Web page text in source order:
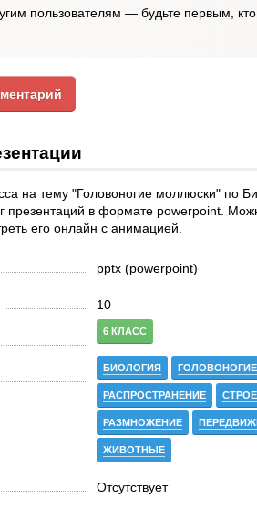
пользователям — будьте первым,
на тему "Головоногие моллюски" по
в формате powerpoint.
его онлайн с анимацией.
pptx (powerpoint)
10
6 КЛАСС
БИОЛОГИЯ
РАСПРОСТРАНЕНИЕ
РАЗМНОЖЕНИЕ
ЖИВОТНЫЕ
Отсутствует